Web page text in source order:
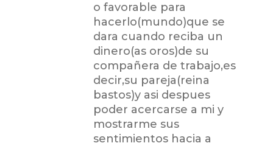
o favorable para
hacerlo(mundo)que se
dara cuando reciba un
dinero(as oros)de su
compañera de trabajo,es
decir,su pareja(reina
bastos)y asi despues
poder acercarse a mi y
mostrarme sus
sentimientos hacia a